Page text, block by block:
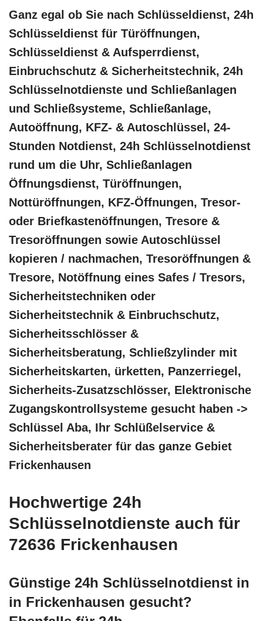
Ganz egal ob Sie nach Schlüsseldienst, 24h
Schlüsseldienst für Türöffnungen,
Schlüsseldienst & Aufsperrdienst,
Einbruchschutz & Sicherheitstechnik, 24h
Schlüsselnotdienste und Schließanlagen
und Schließsysteme, Schließanlage,
Autoöffnung, KFZ- & Autoschlüssel, 24-
Stunden Notdienst, 24h Schlüsselnotdienst
rund um die Uhr, Schließanlagen
Öffnungsdienst, Türöffnungen,
Nottüröffnungen, KFZ-Öffnungen, Tresor-
oder Briefkastenöffnungen, Tresore &
Tresoröffnungen sowie Autoschlüssel
kopieren / nachmachen, Tresoröffnungen &
Tresore, Notöffnung eines Safes / Tresors,
Sicherheitstechniken oder
Sicherheitstechnik & Einbruchschutz,
Sicherheitsschlösser &
Sicherheitsberatung, Schließzylinder mit
Sicherheitskarten, ürketten, Panzerriegel,
Sicherheits-Zusatzschlösser, Elektronische
Zugangskontrollsysteme gesucht haben ->
Schlüssel Aba, Ihr Schlüßelservice &
Sicherheitsberater für das ganze Gebiet
Frickenhausen
Hochwertige 24h
Schlüsselnotdienste auch für
72636 Frickenhausen
Günstige 24h Schlüsselnotdienst in
in Frickenhausen gesucht?